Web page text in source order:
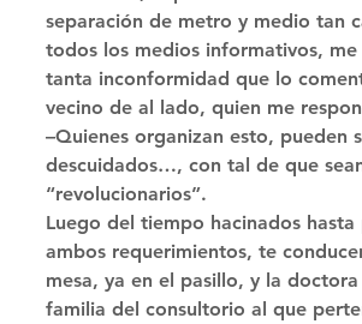
separación de metro y medio tan
todos los medios informativos,
tanta inconformidad que lo
vecino de al lado, quien me
–Quienes organizan esto, pueden
descuidados…, con tal de que
“revolucionarios”.
Luego del tiempo hacinados hasta
ambos requerimientos, te
mesa, ya en el pasillo, y la
familia del consultorio al que